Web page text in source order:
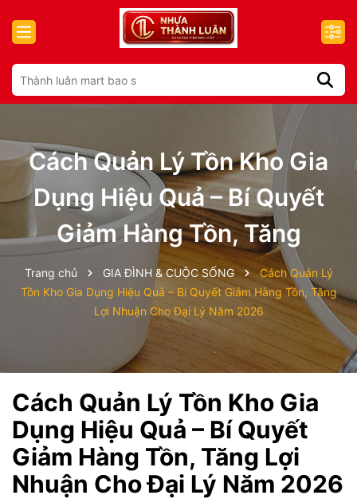
Cách Quản Lý Tồn Kho Gia
Dụng Hiệu Quả – Bí Quyết
Giảm Hàng Tồn, Tăng
Trang chủ GIA ĐÌNH & CUỘC SỐNG
Cách Quản Lý
Tồn Kho Gia Dụng Hiệu Quả – Bí Quyết Giảm Hàng Tồn, Tăng
Lợi Nhuận Cho Đại Lý Năm 2026
Cách Quản Lý Tồn Kho Gia
Dụng Hiệu Quả – Bí Quyết
Giảm Hàng Tồn, Tăng Lợi
Nhuận Cho Đại Lý Năm 2026